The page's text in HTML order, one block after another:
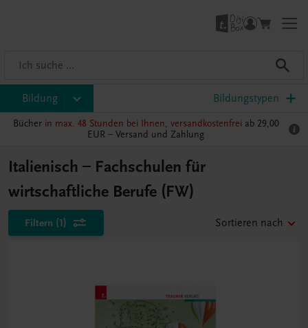
Bildung Bildungstypen
Bücher in max. 48 Stunden bei Ihnen, versandkostenfrei ab 29,00
EUR – Versand und Zahlung
Italienisch – Fachschulen für
wirtschaftliche Berufe (FW)
Filtern (1) Sortieren nach